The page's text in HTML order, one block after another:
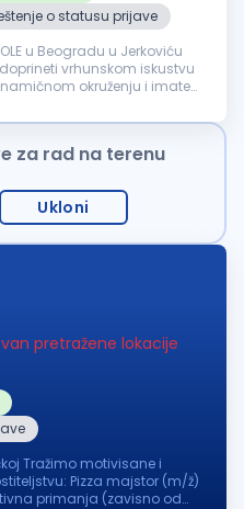
o statusu prijave
u Beogradu u Jerkoviću
vrhunskom iskustvu
okruženju i imate
za rad na terenu
Ukloni
pretražene lokacije
Tražimo motivisane i
Pizza majstor (m/ž)